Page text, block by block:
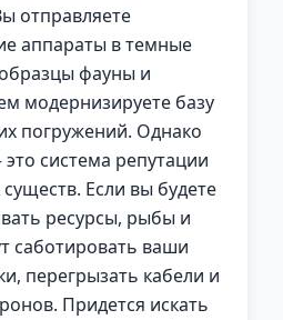
отправляете
аппараты в темные
фауны и
модернизируете базу
погружений. Однако
система репутации
Если вы будете
ресурсы, рыбы и
саботировать ваши
перегрызать кабели и
Придется искать